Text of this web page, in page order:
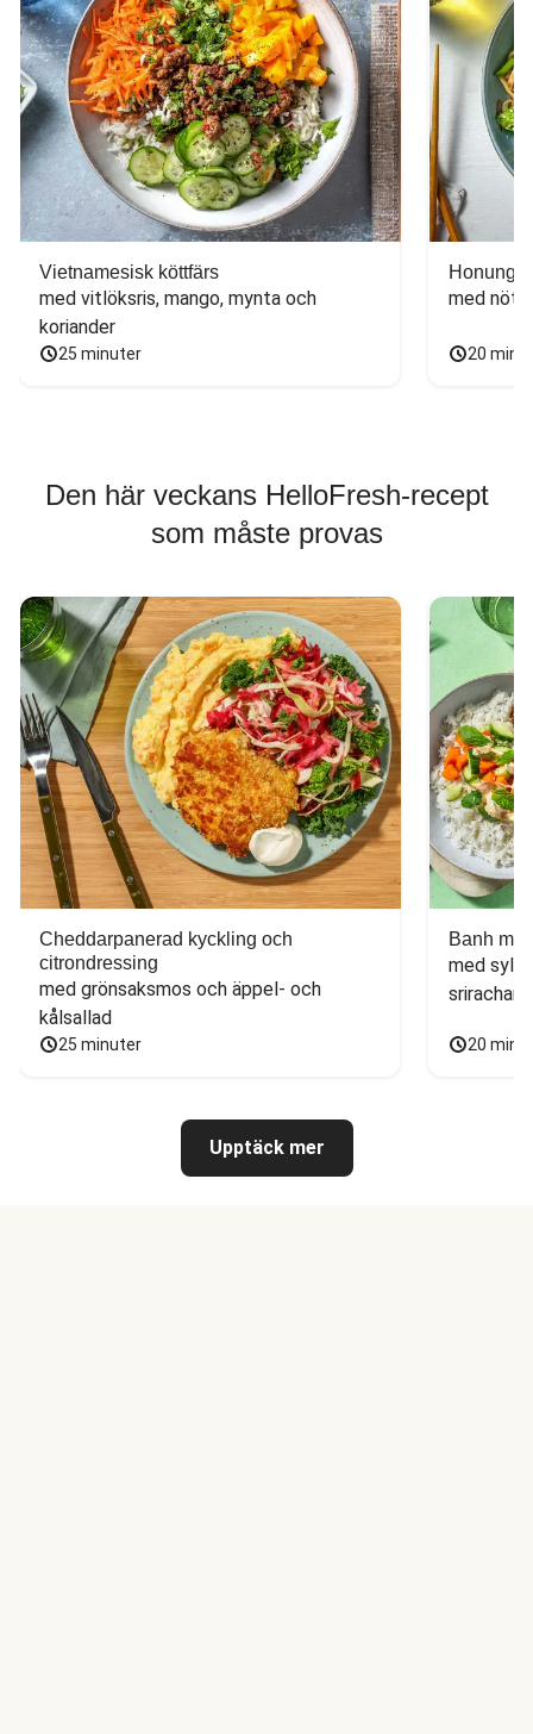
Vietnamesisk köttfärs
med vitlöksris, mango, mynta och
koriander
25 minuter
med
20
Den här veckans HelloFresh-recept
som måste provas
Cheddarpanerad kyckling och
citrondressing
med grönsaksmos och äppel- och
kålsallad
25 minuter
Banh mi-
med
20
Upptäck mer